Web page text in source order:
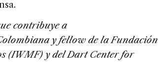
contribuye a
y fellow de la Fundación
(IWMF) y del Dart Center for